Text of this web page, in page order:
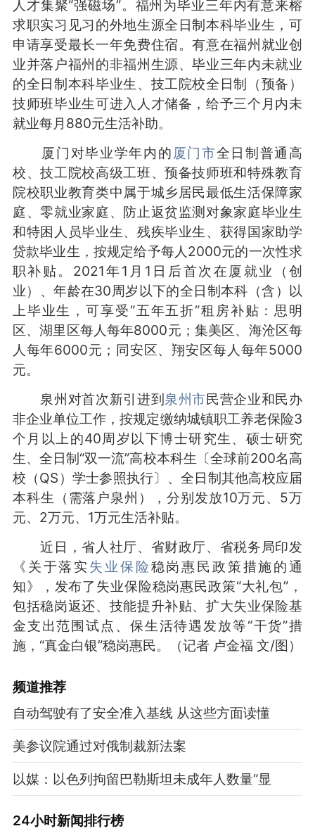
人才集聚“强磁场”。福州为毕业三年内有意来榕
求职实习见习的外地生源全日制本科毕业生，可
申请享受最长一年免费住宿。有意在福州就业创
业并落户福州的非福州生源、毕业三年内未就业
的全日制本科毕业生、技工院校全日制（预备）
技师班毕业生可进入人才储备，给予三个月内未
就业每月880元生活补助。
厦门对毕业学年内的 厦门市全日制普通高
校、技工院校高级工班、预备技师班和特殊教育
院校职业教育类中属于城乡居民最低生活保障家
庭、零就业家庭、防止返贫监测对象家庭毕业生
和特困人员毕业生、残疾毕业生、获得国家助学
贷款毕业生，按规定给予每人2000元的一次性求
职补贴。2021年1月1日后首次在厦就业（创
业）、年龄在30周岁以下的全日制本科（含）以
上毕业生，可享受“五年五折”租房补贴：思明
区、湖里区每人每年8000元；集美区、海沧区每
人每年6000元；同安区、翔安区每人每年5000
元。
泉州对首次新引进到泉州市民营企业和民办
非企业单位工作，按规定缴纳城镇职工养老保险3
个月以上的40周岁以下博士研究生、硕士研究
生、全日制“双一流”高校本科生〔全球前200名高
校（QS）学士参照执行〕、全日制其他高校应届
本科生（需落户泉州），分别发放10万元、5万
元、2万元、1万元生活补贴。
近日，省人社厅、省财政厅、省税务局印发
《关于落实 失业保险稳岗惠民政策措施的通
知》，发布了失业保险稳岗惠民政策“大礼包”，
包括稳岗返还、技能提升补贴、扩大失业保险基
金支出范围试点、保生活待遇发放等“干货”措
施，“真金白银”稳岗惠民。
（记者 卢金福 文/图）
频道推荐
自动驾驶有了安全准入基线 从这些方面读懂
美参议院通过对俄制裁新法案
以媒：以色列拘留巴勒斯坦未成年人数量“显
24小时新闻排行榜